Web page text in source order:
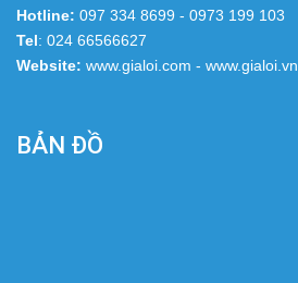
Hotline: 097 334 8699 - 0973 199 103
Tel: 024 66566627
Website: www.gialoi.com - www.gialoi.vn
BẢN ĐỒ